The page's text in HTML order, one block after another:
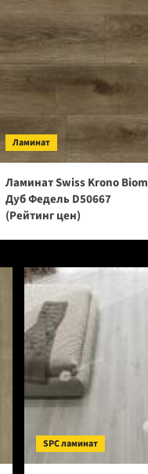
Ламинат
Ламинат Swiss Krono Biom
Дуб Федель D50667
(Рейтинг цен)
SPC ламинат